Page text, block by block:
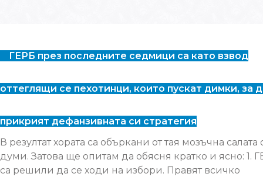
ГЕРБ през последните седмици са като взвод
оттеглящи се пехотинци, които пускат димки, за
прикрият дефанзивната си стратегия
В резултат хората са объркани от тая мозъчна салата
думи. Затова ще опитам да обясня кратко и ясно: 1.
са решили да се ходи на избори. Правят всичко